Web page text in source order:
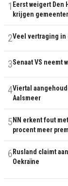
1 Eerst weigert Den
krijgen
2Veel vertraging in
3Senaat VS neemt
4Viertal
Aalsmeer
5 NN erkent fout
procent meer
6 Rusland claimt
Oekraïne